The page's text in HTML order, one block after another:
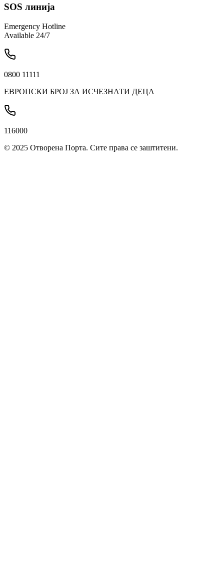
SOS линија
Emergency Hotline
Available 24/7
0800 11111
ЕВРОПСКИ БРОЈ ЗА ИСЧЕЗНАТИ ДЕЦА
116000
© 2025 Отворена Порта. Сите права се заштитени.